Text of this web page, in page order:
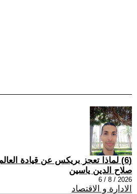
(6) لماذا تعجز بريكس عن قيادة العالم اقتصادياً؟
صلاح الدين ياسين
2026 / 8 / 6
الادارة و الاقتصاد